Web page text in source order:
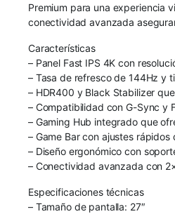
Premium para una experiencia
conectividad avanzada
Características
– Panel Fast IPS 4K con
– Tasa de refresco de 144Hz y
– HDR400 y Black Stabilizer
– Compatibilidad con G-Sync y
– Gaming Hub integrado que
– Game Bar con ajustes
– Diseño ergonómico con
– Conectividad avanzada con
Especificaciones técnicas
– Tamaño de pantalla: 27″